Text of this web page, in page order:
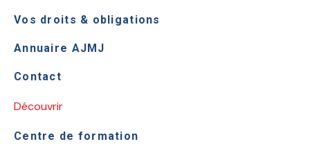
Vos droits & obligations
Annuaire AJMJ
Contact
Découvrir
Centre de formation